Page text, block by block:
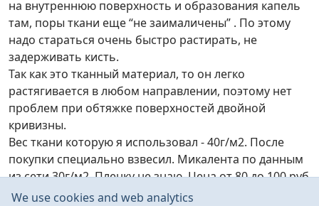
на внутреннюю поверхность и образования капель
там, поры ткани еще “не заималичены” . По этому
надо стараться очень быстро растирать, не
задерживать кисть.
Так как это тканный материал, то он легко
растягивается в любом направлении, поэтому нет
проблем при обтяжке поверхностей двойной
кривизны.
Вес ткани которую я использовал - 40г/м2. После
покупки специально взвесил. Микалента по данным
из сети 30г/м2. Пленку не знаю. Цена от 80 до 100 руб
п/м. Ширина 1,5 м.
We use cookies and web analytics